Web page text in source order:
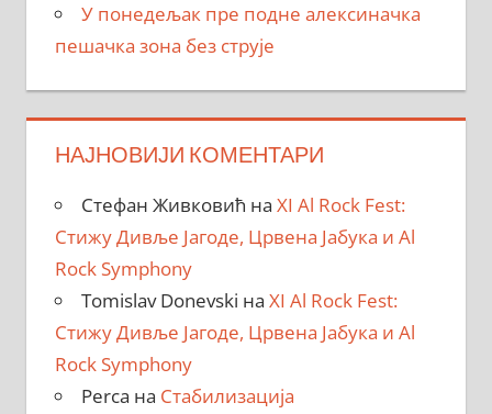
У понедељак пре подне алексиначка
пешачка зона без струје
НАЈНОВИЈИ КОМЕНТАРИ
Стефан Живковић на XI Al Rock Fest:
Стижу Дивље Јагоде, Црвена Јабука и Al
Rock Symphony
Tomislav Donevski на XI Al Rock Fest:
Стижу Дивље Јагоде, Црвена Јабука и Al
Rock Symphony
Perca на Стабилизација